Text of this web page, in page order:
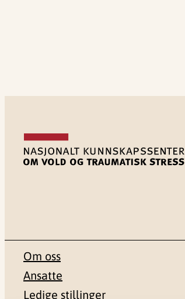
Om oss
Ansatte
Ledige stillinger